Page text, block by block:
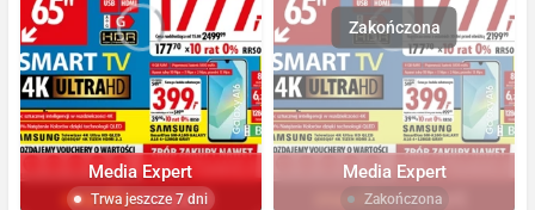
Media Expert
Trwa jeszcze 7 dni
Media Expert
Zakończona